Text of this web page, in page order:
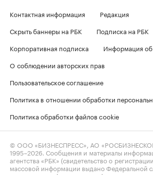
Контактная информация
Редакция
Скрыть баннеры на РБК
Подписка на РБК
Корпоративная подписка
Информация
О соблюдении авторских прав
Пользовательское соглашение
Политика в отношении обработки
Политика обработки файлов cookie
© ООО «БИЗНЕСПРЕСС», АО
1995–2026. Сообщения и материалы
агентства «РБК» (свидетельство о
массовой информации выдано Федеральной